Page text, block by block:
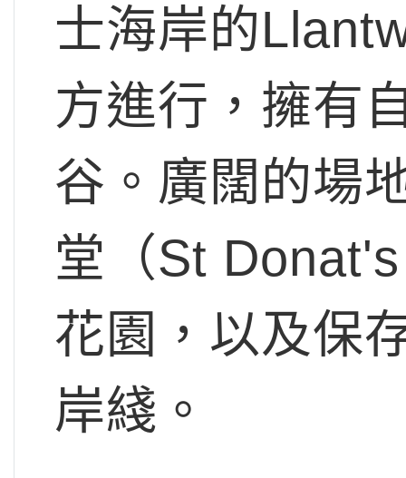
士海岸的
方進行，擁有
谷。廣闊的場
堂（St
花園，以及保
岸綫。